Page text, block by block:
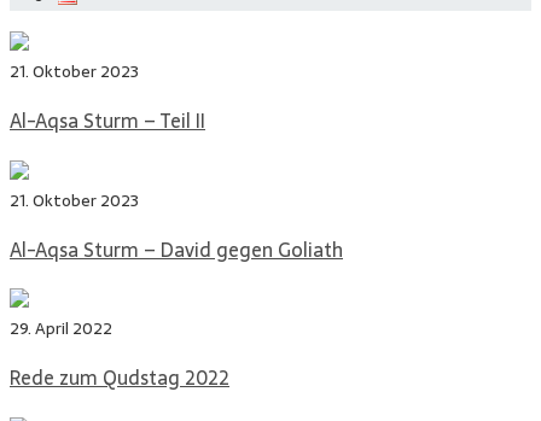
21. Oktober 2023
Al-Aqsa Sturm – Teil II
21. Oktober 2023
Al-Aqsa Sturm – David gegen Goliath
29. April 2022
Rede zum Qudstag 2022